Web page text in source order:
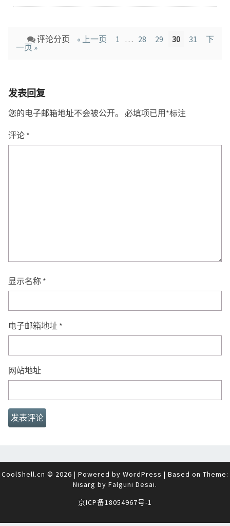
Comment
navigation
评论分页 « 上一页 1 … 28 29 30 31
下
一页 »
发表回复
您的电子邮箱地址不会被公开。 必填项已用 *标注
评论 *
显示名称 *
电子邮箱地址 *
网站地址
CoolShell.cn © 2026 | Powered by WordPress | Based on Theme:
Nisarg by Falguni Desai.
京ICP备18054967号-1